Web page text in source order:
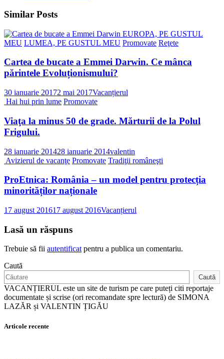
Similar Posts
EUROPA, PE GUSTUL
MEU LUMEA, PE GUSTUL MEU Promovate Reţete
Cartea de bucate a Emmei Darwin. Ce mânca
părintele Evoluționismului?
30 ianuarie 20172 mai 2017Vacanțierul
Hai hui prin lume Promovate
Viaţa la minus 50 de grade. Mărturii de la Polul
Frigului.
28 ianuarie 201428 ianuarie 2014valentin
Avizierul de vacanţe Promovate Tradiţii româneşti
ProEtnica: România – un model pentru protecția
minorităților naționale
17 august 201617 august 2016Vacanțierul
Lasă un răspuns
Trebuie să fii autentificatpentru a publica un comentariu.
Caută
Caută
VACANȚIERUL este un site de turism pe care puteți citi reportaje
documentate și scrise (ori recomandate spre lectură) de SIMONA
LAZĂR și VALENTIN ȚIGĂU
Articole recente